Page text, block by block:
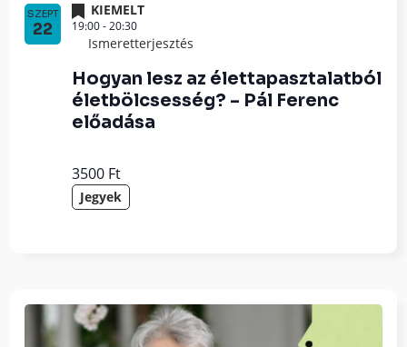
SZEPT
22
Hogyan lesz az élettapasztalatból
életbölcsesség? – Pál Ferenc
előadása
KIEMELT
19:00-20:30
Ismeretterjesztés
Jegyek
3500 Ft